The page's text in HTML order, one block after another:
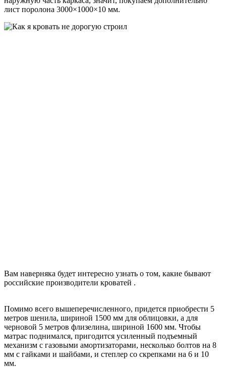
лист поролона 3000×1000×10 мм.
Вам наверняка будет интересно узнать о том, какие бывают
российские производители кроватей .
Помимо всего вышеперечисленного, придется приобрести 5
метров шенила, шириной 1500 мм для облицовки, а для
черновой 5 метров флизелина, шириной 1600 мм. Чтобы
матрас поднимался, пригодится усиленный подъемный
механизм с газовыми амортизаторами, несколько болтов на 8
мм с гайками и шайбами, и степлер со скрепками на 6 и 10
мм.